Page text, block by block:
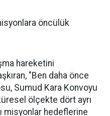
öncülük
hareketini
"Ben daha önce
Sumud Kara Konvoyu
ölçekte dört ayrı
misyonlar hedeflerine